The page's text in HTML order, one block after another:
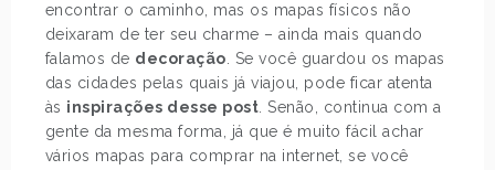
encontrar o caminho, mas os mapas físicos não
deixaram de ter seu charme – ainda mais quando
falamos de decoração . Se você guardou os mapas
das cidades pelas quais já viajou, pode ficar atenta
às inspirações desse post . Senão, continua com a
gente da mesma forma, já que é muito fácil achar
vários mapas para comprar na internet, se você